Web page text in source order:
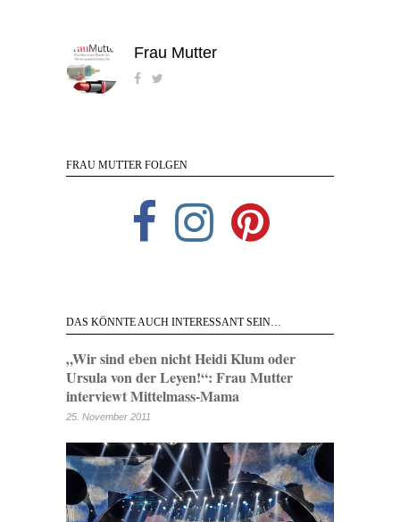
Frau Mutter
FRAU MUTTER FOLGEN
DAS KÖNNTE AUCH INTERESSANT SEIN…
„Wir sind eben nicht Heidi Klum oder
Ursula von der Leyen!“: Frau Mutter
interviewt Mittelmass-Mama
25. November 2011